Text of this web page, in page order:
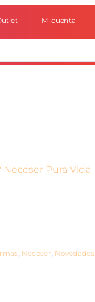
Mi cuenta
Neceser Pura Vida
, Neceser, Novedades